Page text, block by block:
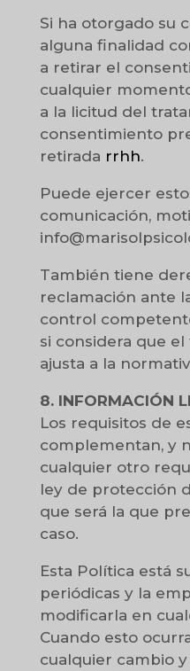
Si ha otorgado su
alguna finalidad
a retirar el
cualquier
a la licitud del
consentimiento
retirada rrhh.
Puede ejercer
comunicación,
También tiene
reclamación ante
control
si considera que
ajusta a la
8. INFORMACIÓN
Los requisitos de
complementan, y
cualquier otro
ley de protección
que será la que
caso.
Esta Política está
periódicas y la
modificarla en
Cuando esto
cualquier cambio